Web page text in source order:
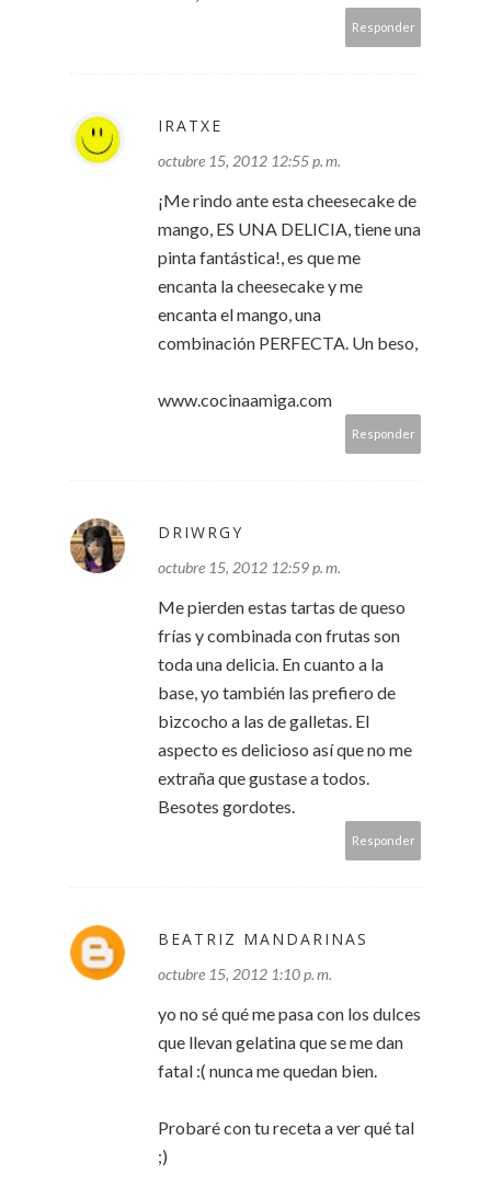
Responder
IRATXE
octubre 15, 2012 12:55 p. m.
¡Me rindo ante esta cheesecake de
mango, ES UNA DELICIA, tiene una
pinta fantástica!, es que me
encanta la cheesecake y me
encanta el mango, una
combinación PERFECTA. Un beso,
www.cocinaamiga.com
Responder
DRIWRGY
octubre 15, 2012 12:59 p. m.
Me pierden estas tartas de queso
frías y combinada con frutas son
toda una delicia. En cuanto a la
base, yo también las prefiero de
bizcocho a las de galletas. El
aspecto es delicioso así que no me
extraña que gustase a todos.
Besotes gordotes.
Responder
BEATRIZ MANDARINAS
octubre 15, 2012 1:10 p. m.
yo no sé qué me pasa con los dulces
que llevan gelatina que se me dan
fatal :( nunca me quedan bien.
Probaré con tu receta a ver qué tal
;)